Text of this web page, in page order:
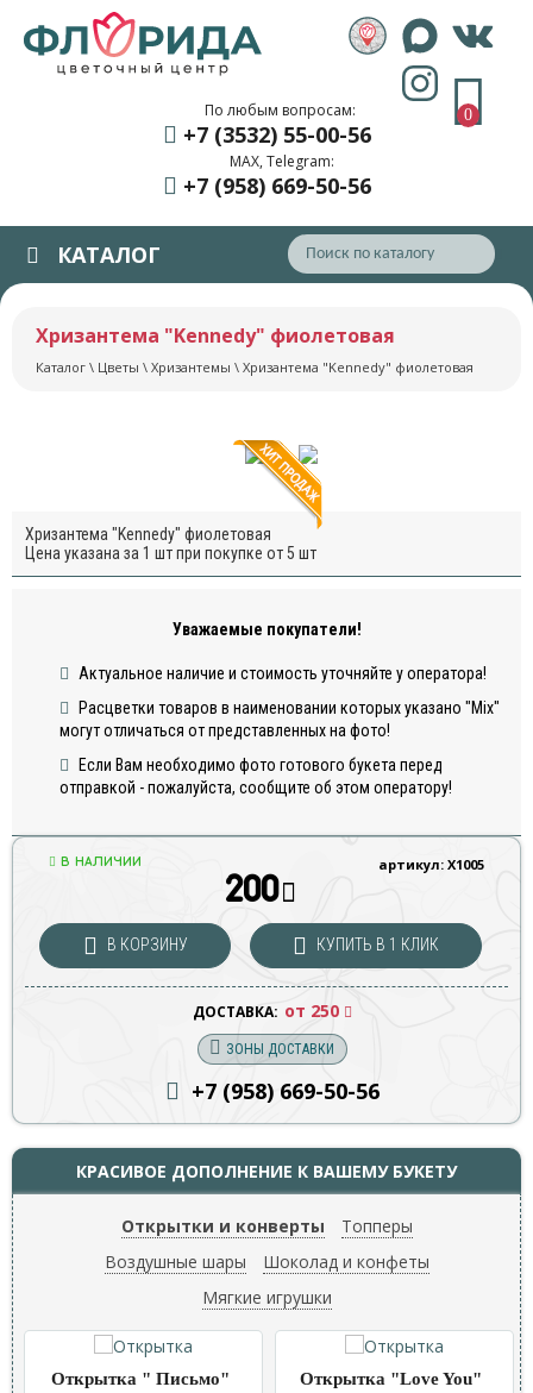
По любым вопросам:
+7 (3532) 55-00-56
MAX, Telegram:
+7 (958) 669-50-56
0
КАТАЛОГ
Хризантема "Kennedy" фиолетовая
Каталог \ Цветы \ Хризантемы \ Хризантема "Kennedy" фиолетовая
Хризантема "Kennedy" фиолетовая
Цена указана за 1 шт при покупке от 5 шт
Уважаемые покупатели!
Актуальное наличие и стоимость уточняйте у оператора!
Расцветки товаров в наименовании которых указано "Mix"
могут отличаться от представленных на фото!
Если Вам необходимо фото готового букета перед
отправкой - пожалуйста, сообщите об этом оператору!
артикул: Х1005
В НАЛИЧИИ
200
В КОРЗИНУ КУПИТЬ В 1 КЛИК
ДОСТАВКА: от 250
ЗОНЫ ДОСТАВКИ
+7 (958) 669-50-56
КРАСИВОЕ ДОПОЛНЕНИЕ К ВАШЕМУ БУКЕТУ
Открытки и конверты
Топперы
Воздушные шары
Шоколад и конфеты
Мягкие игрушки
Открытка " Письмо" Открытка "Love You"